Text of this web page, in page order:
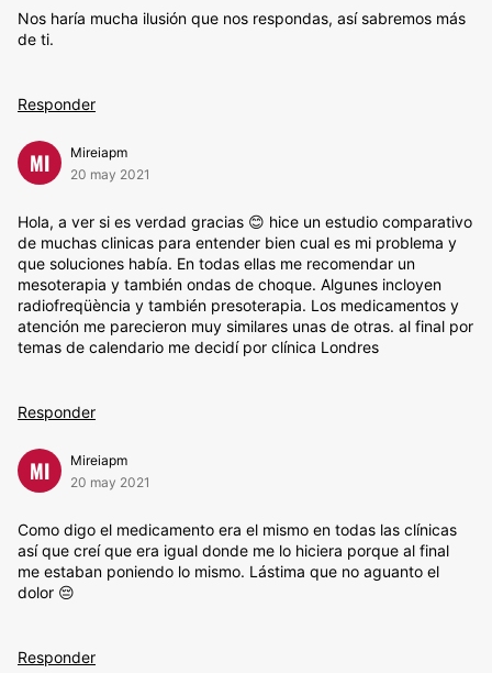
Nos haría mucha ilusión que nos respondas, así sabremos más
de ti.
Responder
MI
Mireiapm
20 may 2021
Hola, a ver si es verdad gracias 😊 hice un estudio comparativo
de muchas clinicas para entender bien cual es mi problema y
que soluciones había. En todas ellas me recomendar un
mesoterapia y también ondas de choque. Algunes incloyen
radiofreqüència y también presoterapia. Los medicamentos y
atención me parecieron muy similares unas de otras. al final por
temas de calendario me decidí por clínica Londres
Responder
MI
Mireiapm
20 may 2021
Como digo el medicamento era el mismo en todas las clínicas
así que creí que era igual donde me lo hiciera porque al final
me estaban poniendo lo mismo. Lástima que no aguanto el
dolor 😔
Responder